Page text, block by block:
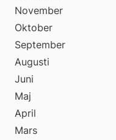
November
Oktober
September
Augusti
Juni
Maj
April
Mars